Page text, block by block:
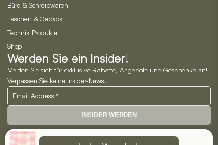
Büro & Schreibwaren
Taschen & Gepäck
Technik Produkte
Shop
Werden Sie ein Insider!
Melden Sie sich für exklusive Rabatte, Angebote und Geschenke an!
Verpassen Sie keine Insider-News!
INSIDER WERDEN